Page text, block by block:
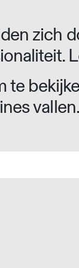
zich
te
vallen.